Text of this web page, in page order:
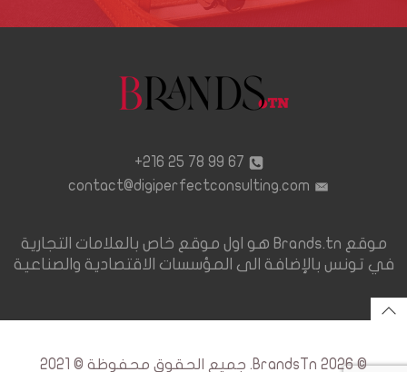
67 99 78 25 216+
contact@digiperfectconsulting.com
موقع Brands.tn هو اول موقع خاص بالعلامات التجارية
في تونس بالإضافة الى المؤسسات الاقتصادية والصناعية
© 2026 BrandsTn. جميع الحقوق محفوظة © 2021